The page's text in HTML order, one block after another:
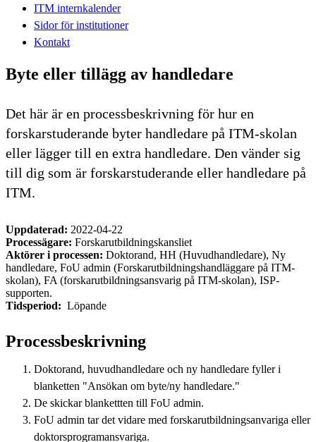
ITM internkalender
Sidor för institutioner
Kontakt
Byte eller tillägg av handledare
Det här är en processbeskrivning för hur en
forskarstuderande byter handledare på ITM-skolan
eller lägger till en extra handledare. Den vänder sig
till dig som är forskarstuderande eller handledare på
ITM.
Uppdaterad: 2022-04-22
Processägare: Forskarutbildningskansliet
Aktörer i processen: Doktorand, HH (Huvudhandledare), Ny
handledare, FoU admin (Forskarutbildningshandläggare på ITM-
skolan), FA (forskarutbildningsansvarig på ITM-skolan), ISP-
supporten.
Tidsperiod: Löpande
Processbeskrivning
Doktorand, huvudhandledare och ny handledare fyller i
blanketten "Ansökan om byte/ny handledare."
De skickar blankettten till FoU admin.
FoU admin tar det vidare med forskarutbildningsanvariga eller
doktorsprogramansvariga.